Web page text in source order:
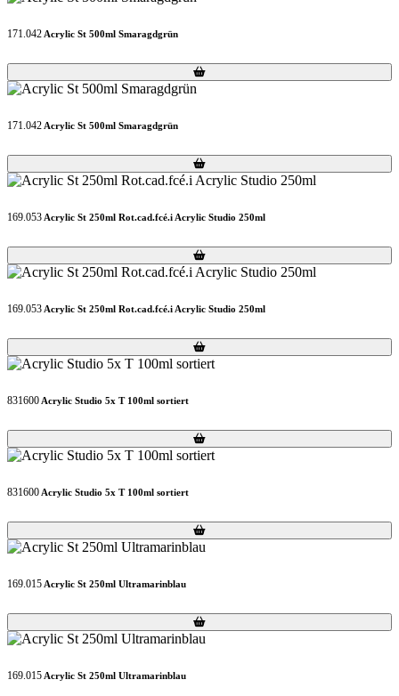
171.042 Acrylic St 500ml Smaragdgrün
Loading...
Loading...
171.042 Acrylic St 500ml Smaragdgrün
Loading...
Loading...
169.053 Acrylic St 250ml Rot.cad.fcé.i Acrylic Studio 250ml
Loading...
Loading...
169.053 Acrylic St 250ml Rot.cad.fcé.i Acrylic Studio 250ml
Loading...
Loading...
831600 Acrylic Studio 5x T 100ml sortiert
Loading...
Loading...
831600 Acrylic Studio 5x T 100ml sortiert
Loading...
Loading...
169.015 Acrylic St 250ml Ultramarinblau
Loading...
Loading...
169.015 Acrylic St 250ml Ultramarinblau